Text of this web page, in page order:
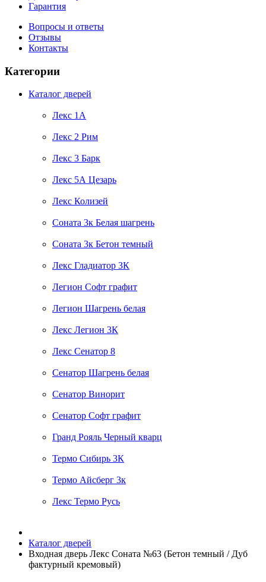
Гарантия
Вопросы и ответы
Отзывы
Контакты
Категории
Каталог дверей
Лекс 1А
Лекс 2 Рим
Лекс 3 Барк
Лекс 5А Цезарь
Лекс Колизей
Соната 3к Белая шагрень
Соната 3к Бетон темный
Лекс Гладиатор 3К
Легион Софт графит
Легион Шагрень белая
Лекс Легион 3К
Лекс Сенатор 8
Сенатор Шагрень белая
Сенатор Винорит
Сенатор Софт графит
Гранд Рояль Черный кварц
Термо Сибирь 3К
Термо Айсберг 3к
Лекс Термо Русь
Каталог дверей
Входная дверь Лекс Соната №63 (Бетон темный / Дуб
фактурный кремовый)